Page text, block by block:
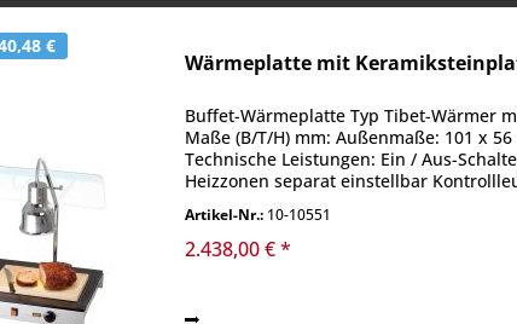
€
Wärmeplatte mit
Buffet-Wärmeplatte Typ Tibet-Wärmer
Maße (B/T/H) mm: Außenmaße: 101 x
Technische Leistungen: Ein / Aus-
Heizzonen separat einstellbar
Artikel-Nr.: 10-10551
2.438,00 € *